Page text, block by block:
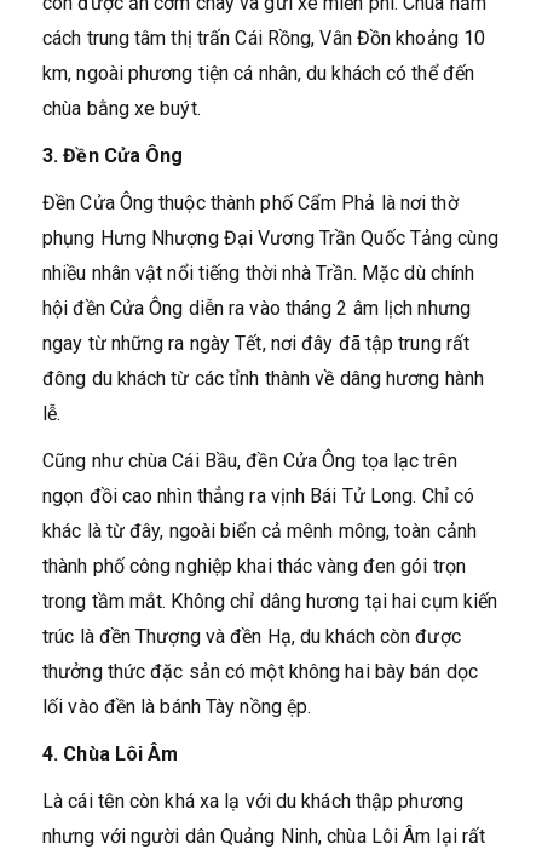
cách trung tâm thị trấn Cái Rồng, Vân Đồn khoảng 10
km, ngoài phương tiện cá nhân, du khách có thể đến
chùa bằng xe buýt.
3. Đền Cửa Ông
Đền Cửa Ông thuộc thành phố Cẩm Phả là nơi thờ
phụng Hưng Nhượng Đại Vương Trần Quốc Tảng cùng
nhiều nhân vật nổi tiếng thời nhà Trần. Mặc dù chính
hội đền Cửa Ông diễn ra vào tháng 2 âm lịch nhưng
ngay từ những ra ngày Tết, nơi đây đã tập trung rất
đông du khách từ các tỉnh thành về dâng hương hành
lễ.
Cũng như chùa Cái Bầu, đền Cửa Ông tọa lạc trên
ngọn đồi cao nhìn thẳng ra vịnh Bái Tử Long. Chỉ có
khác là từ đây, ngoài biển cả mênh mông, toàn cảnh
thành phố công nghiệp khai thác vàng đen gói trọn
trong tầm mắt. Không chỉ dâng hương tại hai cụm kiến
trúc là đền Thượng và đền Hạ, du khách còn được
thưởng thức đặc sản có một không hai bày bán dọc
lối vào đền là bánh Tày nồng ệp.
4. Chùa Lôi Âm
Là cái tên còn khá xa lạ với du khách thập phương
nhưng với người dân Quảng Ninh, chùa Lôi Âm lại rất